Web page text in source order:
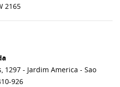
2165
1297 - Jardim America - Sao
926